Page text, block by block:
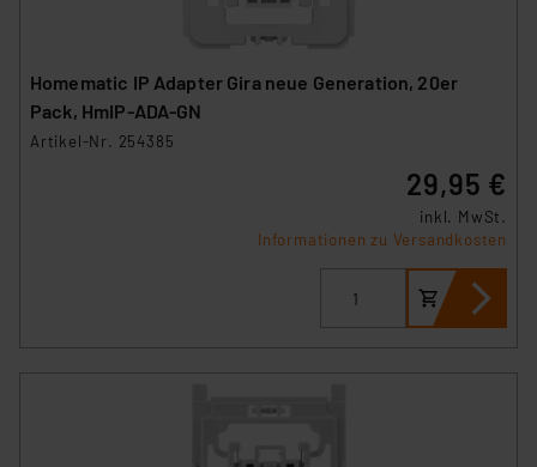
Homematic IP Adapter Gira neue Generation, 20er
Pack, HmIP-ADA-GN
Artikel-Nr. 254385
29,95 €
inkl. MwSt.
Informationen zu Versandkosten